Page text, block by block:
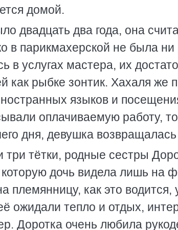
домой.
двадцать два года, она
в парикмахерской не была
в услугах мастера, их
как рыбке зонтик. Хахаля же
языков и
оплачиваемую работу,
дня, девушка
тётки, родные сестры
дочь видела лишь на
племянницу, как это водится,
ожидали тепло и отдых,
Доротка очень любила